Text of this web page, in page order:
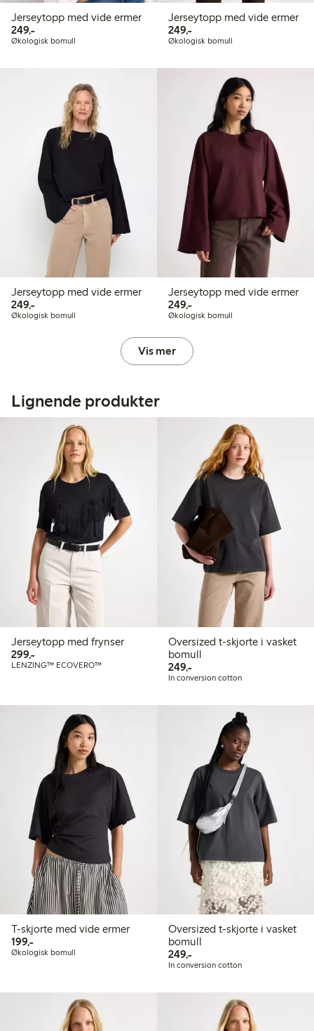
Jerseytopp med vide ermer
249,-249,00 kr
Økologisk bomull
Jerseytopp med vide ermer
249,-249,00 kr
Økologisk bomull
Jerseytopp med vide ermer
249,-249,00 kr
Økologisk bomull
Jerseytopp med vide ermer
249,-249,00 kr
Økologisk bomull
Vis mer
Lignende produkter
Jerseytopp med frynser
299,-299,00 kr
LENZING™ ECOVERO™
Oversized t-skjorte i vasket
bomull
249,-249,00 kr
In conversion cotton
T-skjorte med vide ermer
199,-199,00 kr
Økologisk bomull
Oversized t-skjorte i vasket
bomull
249,-249,00 kr
In conversion cotton